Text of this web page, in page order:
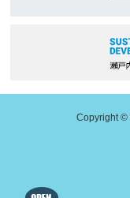
Copyright ©